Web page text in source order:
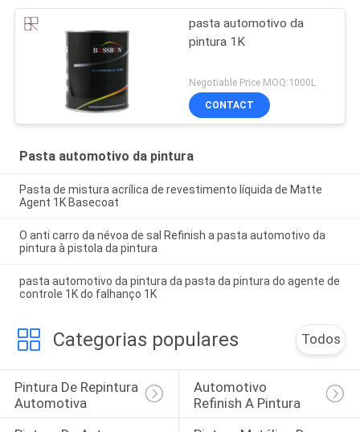
pasta automotivo da
pintura 1K
Negotiable Price MOQ:1000L
CONTACT
Pasta automotivo da pintura
Pasta de mistura acrílica de revestimento líquida de Matte
Agent 1K Basecoat
O anti carro da névoa de sal Refinish a pasta automotivo da
pintura à pistola da pintura
pasta automotivo da pintura da pasta da pintura do agente de
controle 1K do falhanço 1K
Categorias populares Todos
Pintura De Repintura
Automotiva
Automotivo
Refinish A Pintura